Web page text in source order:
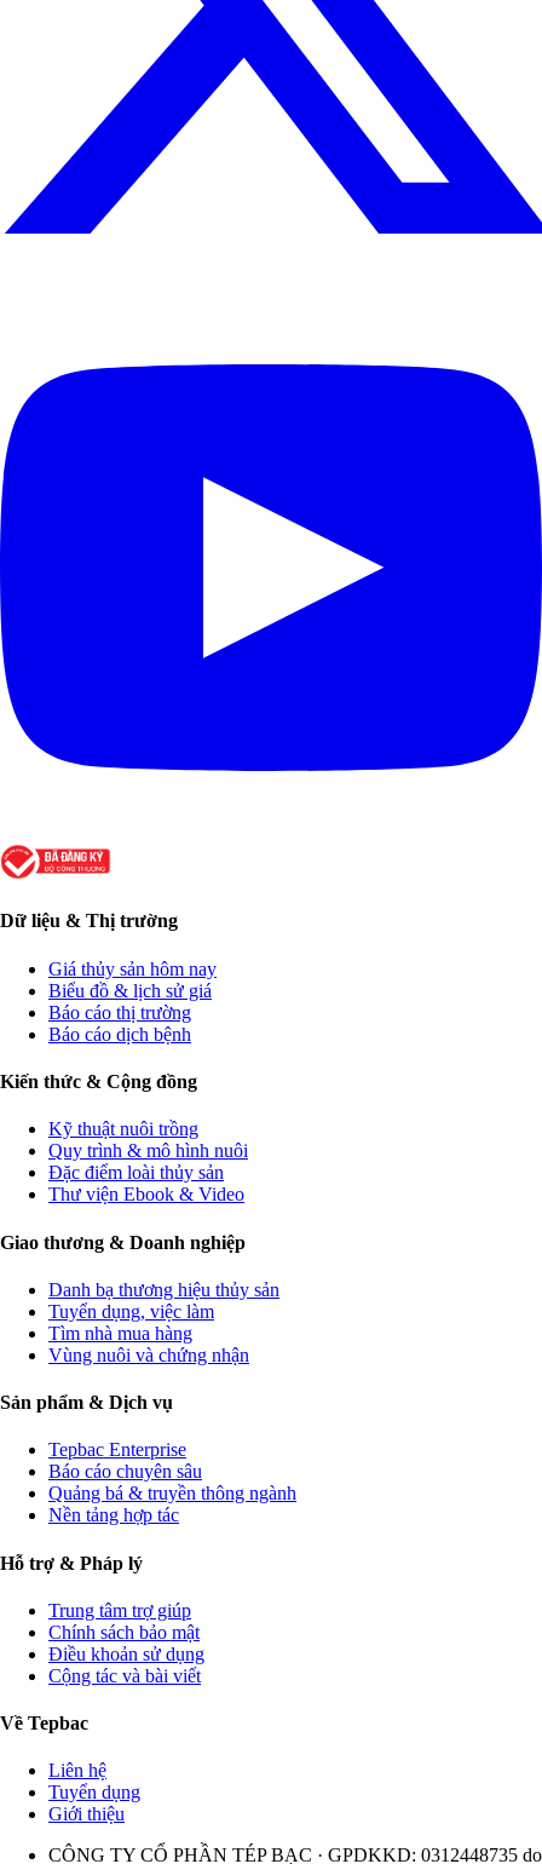
Dữ liệu & Thị trường
Giá thủy sản hôm nay
Biểu đồ & lịch sử giá
Báo cáo thị trường
Báo cáo dịch bệnh
Kiến thức & Cộng đồng
Kỹ thuật nuôi trồng
Quy trình & mô hình nuôi
Đặc điểm loài thủy sản
Thư viện Ebook & Video
Giao thương & Doanh nghiệp
Danh bạ thương hiệu thủy sản
Tuyển dụng, việc làm
Tìm nhà mua hàng
Vùng nuôi và chứng nhận
Sản phẩm & Dịch vụ
Tepbac Enterprise
Báo cáo chuyên sâu
Quảng bá & truyền thông ngành
Nền tảng hợp tác
Hỗ trợ & Pháp lý
Trung tâm trợ giúp
Chính sách bảo mật
Điều khoản sử dụng
Cộng tác và bài viết
Về Tepbac
Liên hệ
Tuyển dụng
Giới thiệu
CÔNG TY CỔ PHẦN TÉP BẠC · GPDKKD: 0312448735 do